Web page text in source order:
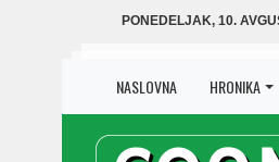
PONEDELJAK, 10.
NASLOVNA HRONIKA